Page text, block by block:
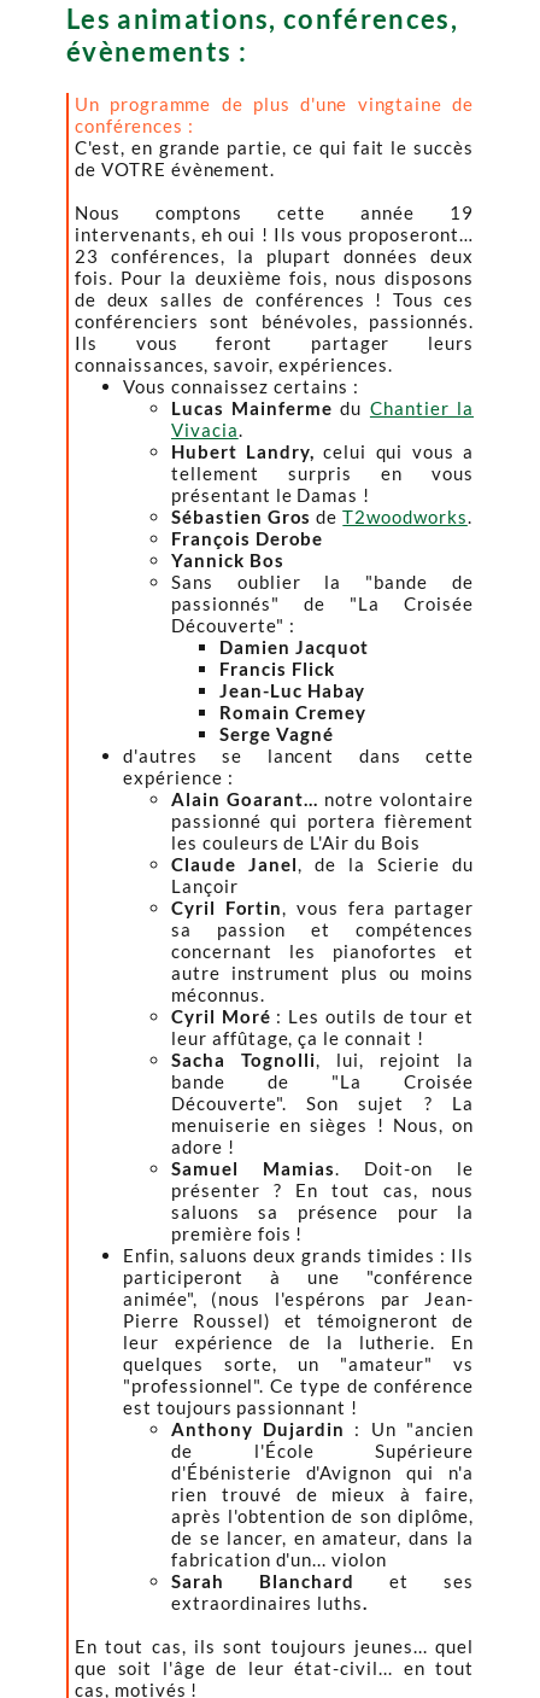
Les animations, conférences,
évènements :
Un programme de plus d'une vingtaine de
conférences :
C'est, en grande partie, ce qui fait le succès
de VOTRE évènement.
Nous comptons cette année 19
intervenants, eh oui ! Ils vous proposeront…
23 conférences, la plupart données deux
fois. Pour la deuxième fois, nous disposons
de deux salles de conférences ! Tous ces
conférenciers sont bénévoles, passionnés.
Ils vous feront partager leurs
connaissances, savoir, expériences.
Vous connaissez certains :
Lucas Mainferme du Chantier la
Vivacia.
Hubert Landry,celui qui vous a
tellement surpris en vous
présentant le Damas !
Sébastien Gros deT2woodworks.
François Derobe
Yannick Bos
Sans oublier la "bande de
passionnés" de "La Croisée
Découverte" :
Damien Jacquot
Francis Flick
Jean-Luc Habay
Romain Cremey
Serge Vagné
d'autres se lancent dans cette
expérience :
Alain Goarant... notre volontaire
passionné qui portera fièrement
les couleurs de L'Air du Bois
Claude Janel, de la Scierie du
Lançoir
Cyril Fortin, vous fera partager
sa passion et compétences
concernant les pianofortes et
autre instrument plus ou moins
méconnus.
Cyril Moré : Les outils de tour et
leur affûtage, ça le connait !
Sacha Tognolli, lui, rejoint la
bande de "La Croisée
Découverte". Son sujet ? La
menuiserie en sièges ! Nous, on
adore !
Samuel Mamias. Doit-on le
présenter ? En tout cas, nous
saluons sa présence pour la
première fois !
Enfin, saluons deux grands timides : Ils
participeront à une "conférence
animée", (nous l'espérons par Jean-
Pierre Roussel) et témoigneront de
leur expérience de la lutherie. En
quelques sorte, un "amateur" vs
"professionnel". Ce type de conférence
est toujours passionnant !
Anthony Dujardin
: Un "ancien
de l'École Supérieure
d'Ébénisterie d'Avignon qui n'a
rien trouvé de mieux à faire,
après l'obtention de son diplôme,
de se lancer, en amateur, dans la
fabrication d'un... violon
Sarah Blanchard et ses
extraordinaires luths.
En tout cas, ils sont toujours jeunes... quel
que soit l'âge de leur état-civil... en tout
cas, motivés !